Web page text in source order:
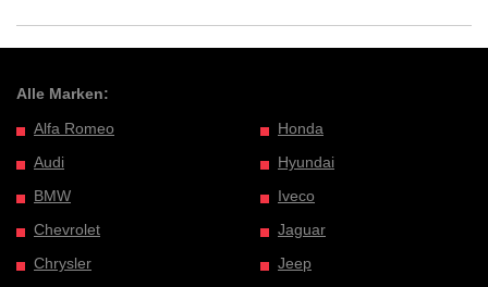
Alle Marken:
Alfa Romeo
Audi
BMW
Chevrolet
Chrysler
Honda
Hyundai
Iveco
Jaguar
Jeep